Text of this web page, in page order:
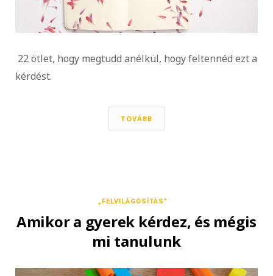
22 ötlet, hogy megtudd anélkül, hogy feltennéd ezt a
kérdést.
TOVÁBB
„FELVILÁGOSÍTÁS”
Amikor a gyerek kérdez, és mégis
mi tanulunk